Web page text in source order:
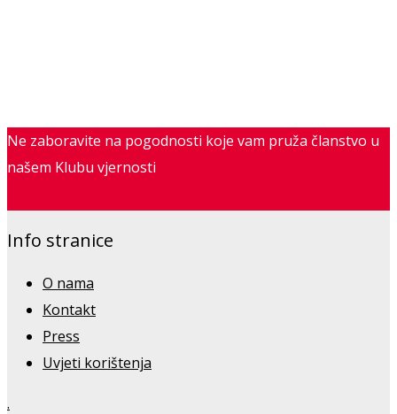
Ne zaboravite na pogodnosti koje vam pruža članstvo u
našem Klubu vjernosti
Info stranice
O nama
Kontakt
Press
Uvjeti korištenja
.